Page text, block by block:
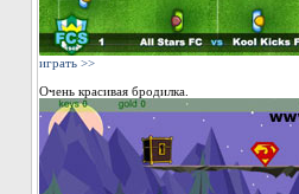
играть >>
Очень красивая бродилка.